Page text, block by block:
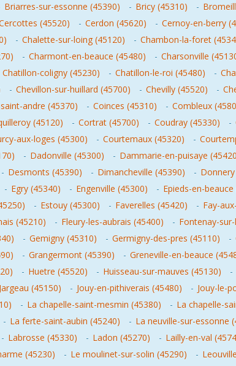
Briarres-sur-essonne (45390) - Bricy (45310) -
(45520) - Cerdon (45620) - Cernoy-en-berry
- Chalette-sur-loing (45120) - Chambon-la-foret
- Charmont-en-beauce (45480) - Charsonville
Chatillon-coligny (45230) - Chatillon-le-roi (45480) -
- Chevillon-sur-huillard (45700) - Chevilly (45520) -
andre (45370) - Coinces (45310) - Combleux
(45120) - Cortrat (45700) - Coudray (45330) -
aux-loges (45300) - Courtemaux (45320) -
- Dadonville (45300) - Dammarie-en-puisaye
- Desmonts (45390) - Dimancheville (45390) -
- Egry (45340) - Engenville (45300) - Epieds-en-beauce
- Estouy (45300) - Faverelles (45420) - Fay-
(45210) - Fleury-les-aubrais (45400) - Fontenay-
- Gemigny (45310) - Germigny-des-pres (45110) -
- Grangermont (45390) - Greneville-en-beauce
- Huetre (45520) - Huisseau-sur-mauves (45130) -
Jargeau (45150) - Jouy-en-pithiverais (45480) - Jouy-le-
- La chapelle-saint-mesmin (45380) - La chapelle-
- La ferte-saint-aubin (45240) - La neuville-sur-essonne
- Labrosse (45330) - Ladon (45270) - Lailly-en-val
(45230) - Le moulinet-sur-solin (45290) -